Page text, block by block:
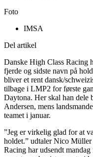
Foto
IMSA
Del artikel
Danske High Class Racing
fjerde og sidste navn på
bliver et rent dansk/
tilbage i LMP2 for første
Daytona. Her skal han dele
Andersen, mens
teamet i januar.
”Jeg er virkelig glad for at
holdet.” udtaler Nico Müller
Racing har udsendt